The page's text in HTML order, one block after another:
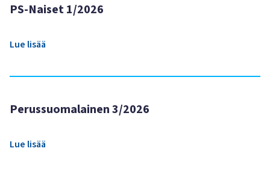
PS-Naiset 1/2026
Lue lisää
Perussuomalainen 3/2026
Lue lisää